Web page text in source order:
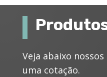
Veja abaixo
uma cotação.